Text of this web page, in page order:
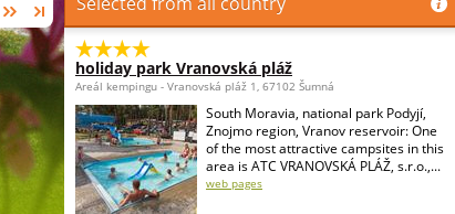
holiday park Vranovská pláž
Areál kempingu - Vranovská pláž 1, 67102 Šumná
South Moravia, national park Podyjí,
Znojmo region, Vranov reservoir: One
of the most attractive campsites in this
area is ATC VRANOVSKÁ PLÁŽ, s.r.o.,...
web pages